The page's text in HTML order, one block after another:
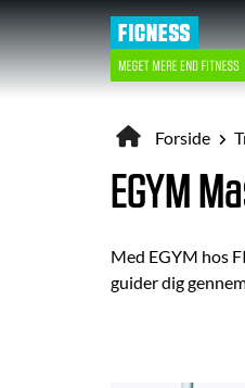
Gå
til
hovedindhold
Forside
EGYM
Med EGYM hos
guider dig